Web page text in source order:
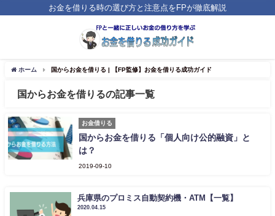
お金を借りる時の選び方と注意点をFPが徹底解説
ホーム 国からお金を借りる | 【FP監修】お金を借りる成功ガイド
国からお金を借りるの記事一覧
お金借りる
国からお金を借りる「個人向け公的融資」と
は？
2019-09-10
兵庫県のプロミス自動契約機・ATM【一覧】
2020.04.15